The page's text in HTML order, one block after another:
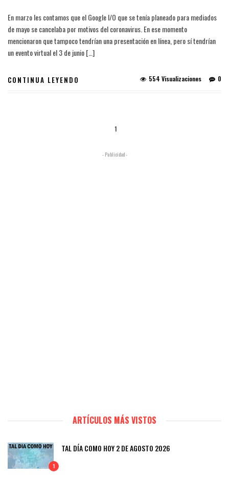
En marzo les contamos que el Google I/O que se tenía planeado para mediados
de mayo se cancelaba por motivos del coronavirus. En ese momento
mencionaron que tampoco tendrían una presentación en línea, pero sí tendrían
un evento virtual el 3 de junio […]
CONTINUA LEYENDO 0
554 Visualizaciones
1
- Publicidad -
ARTÍCULOS MÁS VISTOS
1
TAL DÍA COMO HOY 2 DE AGOSTO 2026